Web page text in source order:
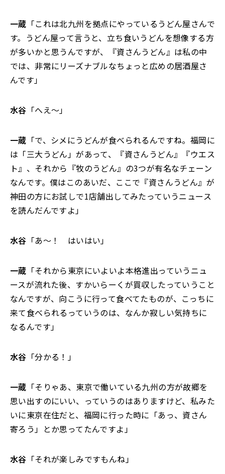
一蔵 「これは北九州を拠点にやっているうどん屋さんで
す。うどん屋って言うと、立ち食いうどんを想像する方
が多いかと思うんですが、『資さんうどん』は私の中
では、非常にリーズナブルなちょっと広めの居酒屋さ
んです」
水谷 「へえ～」
一蔵 「で、シメにうどんが食べられるんですね。福岡に
は「三大うどん」があって、『資さんうどん』『ウエス
ト』、それから『牧のうどん』の3つが有名なチェーン
なんです。僕はこのあいだ、ここで『資さんうどん』が
神田の方にお試しで1店舗出してみたっていうニュース
を読んだんですよ」
水谷 「あ～！ はいはい」
一蔵 「それから東京にいよいよ本格進出っていうニュ
ースが流れた後、すかいらーくが買収したっていうこと
なんですが、向こうに行って食べてたものが、こっちに
来て食べられるっていうのは、なんか寂しい気持ちに
なるんです」
水谷 「分かる！」
一蔵 「そりゃあ、東京で働いている九州の方が故郷を
思い出すのにいい、っていうのはありますけど、私みた
いに東京在住だと、福岡に行った時に「あっ、資さん
寄ろう」とか思ってたんですよ」
水谷 「それが楽しみですもんね」